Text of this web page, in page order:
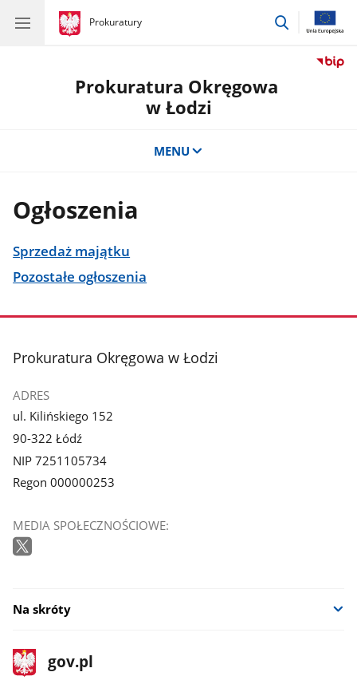
gov.pl
Prokuratury
gov.pl
Prokuratury
przejdź
Prokuratura Okręgowa
w Łodzi
MENU
Ogłoszenia
Sprzedaż majątku
Pozostałe ogłoszenia
stopka
Prokuratura Okręgowa w Łodzi
ADRES
ul. Kilińskiego 152
90-322 Łódź
NIP 7251105734
Regon 000000253
MEDIA SPOŁECZNOŚCIOWE:
Na skróty
stopka
gov.pl
Strona
gov.pl